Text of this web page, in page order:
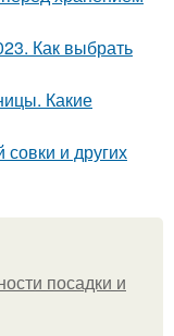
Как выбрать
Какие
совки и других
посадки и